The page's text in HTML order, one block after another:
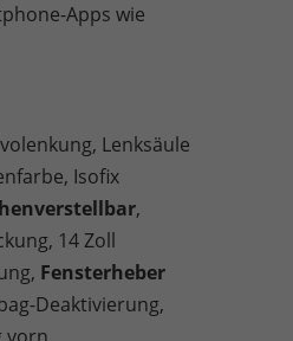
Apps wie
Lenksäule
Isofix
,
14 Zoll
Fensterheber
Deaktivierung,